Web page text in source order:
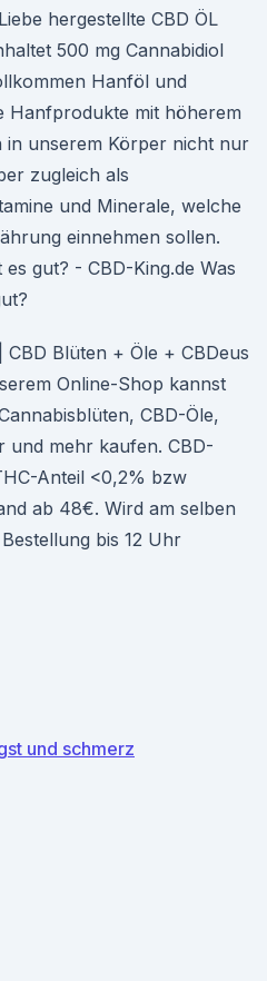
hergestellte CBD ÖL
500 mg Cannabidiol
Hanföl und
Hanfprodukte mit höherem
in unserem Körper nicht nur
zugleich als
und Minerale, welche
einnehmen sollen.
gut? - CBD-King.de Was
Blüten + Öle + CBDeus
Online-Shop kannst
CBD-Öle,
und mehr kaufen. CBD-
Anteil <0,2% bzw
ab 48€. Wird am selben
bis 12 Uhr
und schmerz